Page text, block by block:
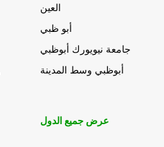
العين
أبو ظبي
جامعة نيويورك أبوظبي
أبوظبي وسط المدينة
عرض جميع الدول